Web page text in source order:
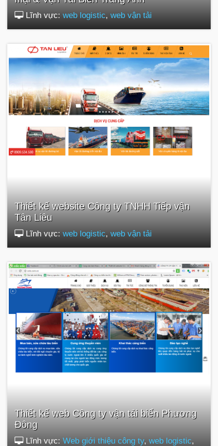
Lĩnh vực: web logistic, web vận tải
Thiết kế website Công ty TNHH Tiếp vận
Tân Liêu
Lĩnh vực: web logistic, web vận tải
Thiết kế web Công ty vận tải biển Phương
Đông
Lĩnh vực: Web giới thiệu công ty, web logistic,